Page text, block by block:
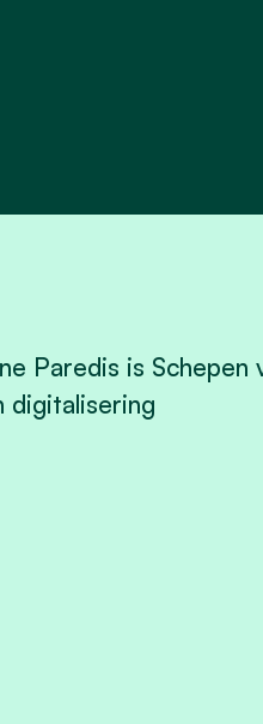
Paredis is
digitalisering